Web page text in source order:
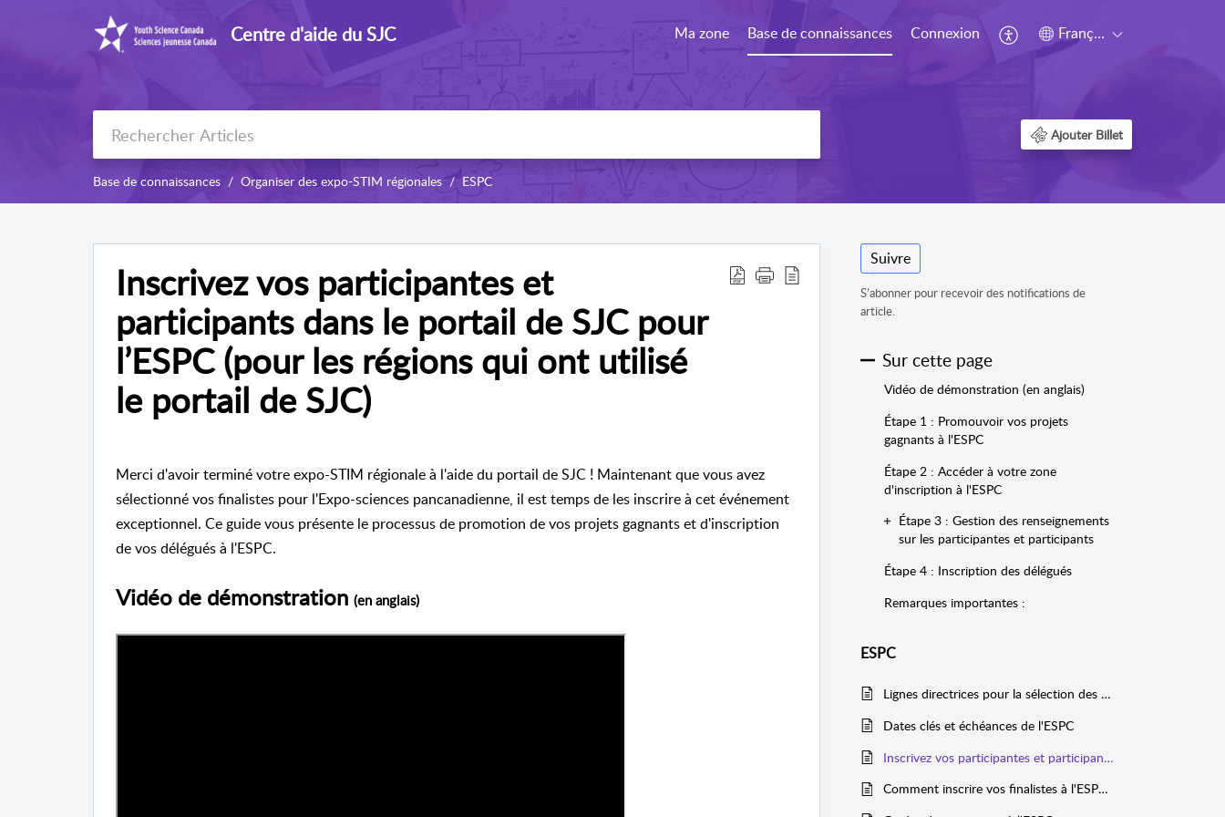
Centre d'aide du SJC Ma zone Base de connaissances Connexion Français (Canada)
Ajouter Billet
Base de connaissances Organiser des expo-STIM régionales ESPC
Inscrivez vos participantes et
participants dans le portail de SJC pour
l’ESPC (pour les régions qui ont utilisé
le portail de SJC)
Merci d'avoir terminé votre expo-STIM régionale à l'aide du portail de SJC ! Maintenant que vous avez
sélectionné vos finalistes pour l'Expo-sciences pancanadienne, il est temps de les inscrire à cet événement
exceptionnel. Ce guide vous présente le processus de promotion de vos projets gagnants et d'inscription
de vos délégués à l'ESPC.
Vidéo de démonstration (en anglais)
Suivre
S’abonner pour recevoir des notifications de
article.
Sur cette page
Vidéo de démonstration (en anglais)
Étape 1 : Promouvoir vos projets
gagnants à l'ESPC
Étape 2 : Accéder à votre zone
d'inscription à l'ESPC
Étape 3 : Gestion des renseignements
sur les participantes et participants
Étape 4 : Inscription des délégués
Remarques importantes :
ESPC
Lignes directrices pour la sélection des délégués à l'ESPC
Dates clés et échéances de l'ESPC
Inscrivez vos participantes et participants dans le portail de SJC pour l’ESPC (pour les régions qui ont utilisé le portail de SJC)
Comment inscrire vos finalistes à l'ESPC (pour les régions qui n'ont pas utilisé le portail SJC)